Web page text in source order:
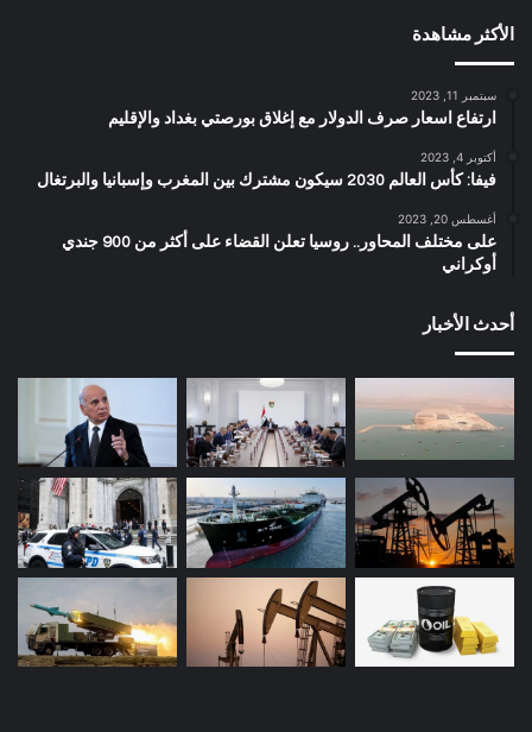
الأكثر مشاهدة
سبتمبر 11, 2023
ارتفاع اسعار صرف الدولار مع إغلاق بورصتي بغداد والإقليم
أكتوبر 4, 2023
فيفا: كأس العالم 2030 سيكون مشترك بين المغرب وإسبانيا والبرتغال
أغسطس 20, 2023
على مختلف المحاور.. روسيا تعلن القضاء على أكثر من 900 جندي
أوكراني
أحدث الأخبار